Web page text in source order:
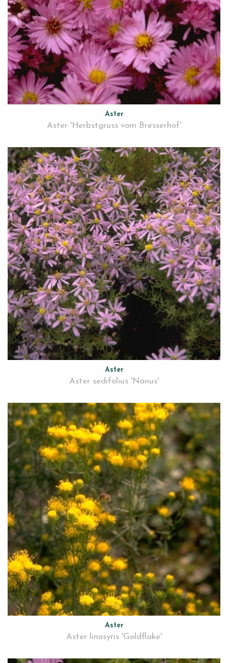
Aster
Aster 'Herbstgruss vom Bresserhof'
Aster
Aster sedifolius 'Nanus'
Aster
Aster linosyris 'Goldflake'